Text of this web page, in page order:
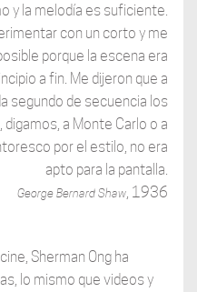
y la melodía es suficiente.
con un corto y me
porque la escena era
a fin. Me dijeron que a
segundo de secuencia los
a Monte Carlo o a
por el estilo, no era
apto para la pantalla.
George Bernard Shaw, 1936
Sherman Ong ha
lo mismo que videos y